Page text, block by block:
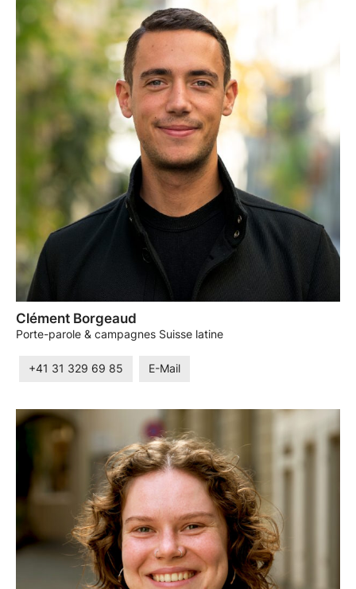
Clément Borgeaud
Porte-parole & campagnes Suisse latine
+41 31 329 69 85 E-Mail